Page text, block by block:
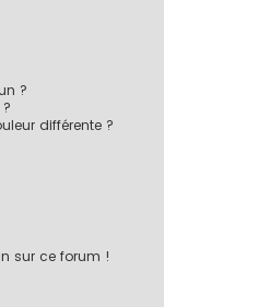
?
différente ?
sur ce forum !